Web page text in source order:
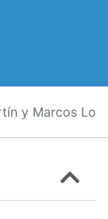
y Marcos